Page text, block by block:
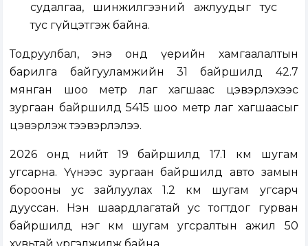
судалгаа, шинжилгээний ажлуудыг тус
тус гүйцэтгэж байна.
Тодруулбал, энэ онд үерийн хамгаалалтын
барилга байгууламжийн 31 байршилд 42.7
мянган шоо метр лаг хагшаас цэвэрлэхээс
зургаан байршилд 5415 шоо метр лаг хагшаасыг
цэвэрлэж тээвэрлэлээ.
2026 онд нийт 19 байршилд 17.1 км шугам
угсарна. Үүнээс зургаан байршилд авто замын
борооны ус зайлуулах 1.2 км шугам угсарч
дууссан. Нэн шаардлагатай ус тогтдог гурван
байршилд нэг км шугам угсралтын ажил 50